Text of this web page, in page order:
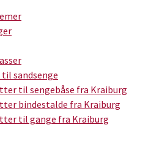
sandsenge
til sengebåse fra Kraiburg
bindestalde fra Kraiburg
til gange fra Kraiburg